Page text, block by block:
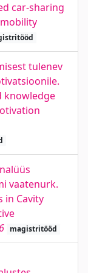
car-sharing
tulenev
knowledge
vaatenurk.
in Cavity
magistritööd